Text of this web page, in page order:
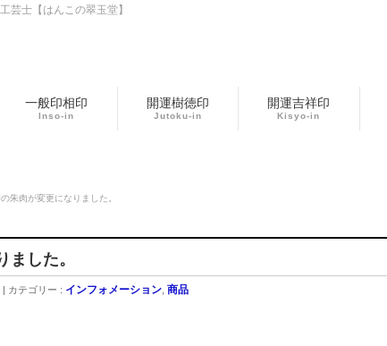
士【はんこの翠玉堂】
一般印相印
Inso-in
開運樹徳印
Jutoku-in
開運吉祥印
Kisyo-in
朱肉が変更になりました。
した。
カテゴリー : インフォメーション 商品